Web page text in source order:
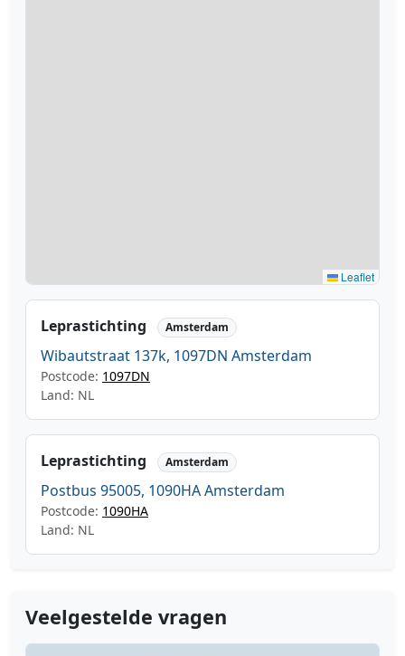
Leaflet
Leprastichting Amsterdam
Wibautstraat 137k, 1097DN Amsterdam
Postcode: 1097DN
Land: NL
Leprastichting Amsterdam
Postbus 95005, 1090HA Amsterdam
Postcode: 1090HA
Land: NL
Veelgestelde vragen